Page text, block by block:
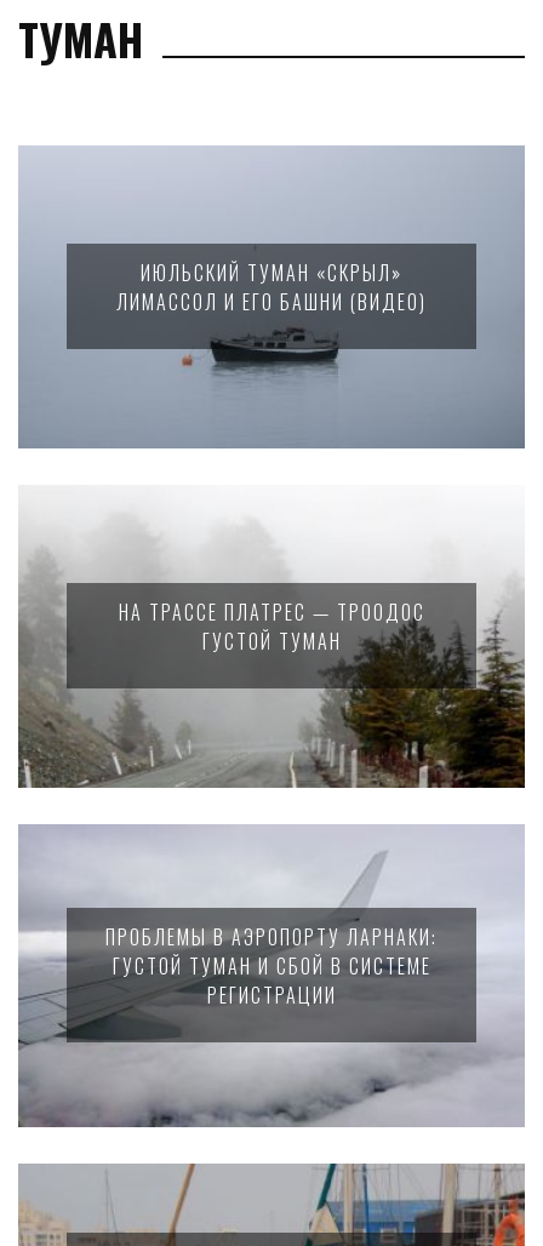
ТУМАН
ИЮЛЬСКИЙ ТУМАН «СКРЫЛ»
ЛИМАССОЛ И ЕГО БАШНИ (ВИДЕО)
НА ТРАССЕ ПЛАТРЕС — ТРООДОС
ГУСТОЙ ТУМАН
ПРОБЛЕМЫ В АЭРОПОРТУ ЛАРНАКИ:
ГУСТОЙ ТУМАН И СБОЙ В СИСТЕМЕ
РЕГИСТРАЦИИ